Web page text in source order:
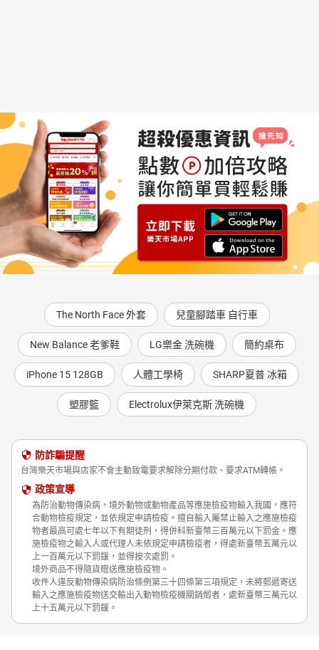
The North Face 外套 兒童腳踏車 自行車
New Balance 老爹鞋 LG樂金 洗碗機 簡約桌布
iPhone 15 128GB 人體工學椅 SHARP夏普 冰箱
塑膠籃 Electrolux伊萊克斯 洗碗機
防詐騙提醒
台灣樂天市場與店家不會主動致電要求解除分期付款、要求ATM轉帳。
政策宣導
為防治動物傳染病，境外動物或動物產品等應施檢疫物輸入我國，應符
合動物檢疫規定，並依規定申請檢疫。擅自輸入屬禁止輸入之應施檢疫
物者最高可處七年以下有期徒刑，得併科新臺幣三百萬元以下罰金。應
施檢疫物之輸入人或代理人未依規定申請檢疫者，得處新臺幣五萬元以
上一百萬元以下罰鍰，並得按次處罰。
境外商品不得隨貨贈送應施檢疫物。
收件人違反動物傳染病防治條例第三十四條第三項規定，未將郵遞寄送
輸入之應施檢疫物送交輸出入動物檢疫機關銷燬者，處新臺幣三萬元以
上十五萬元以下罰鍰。